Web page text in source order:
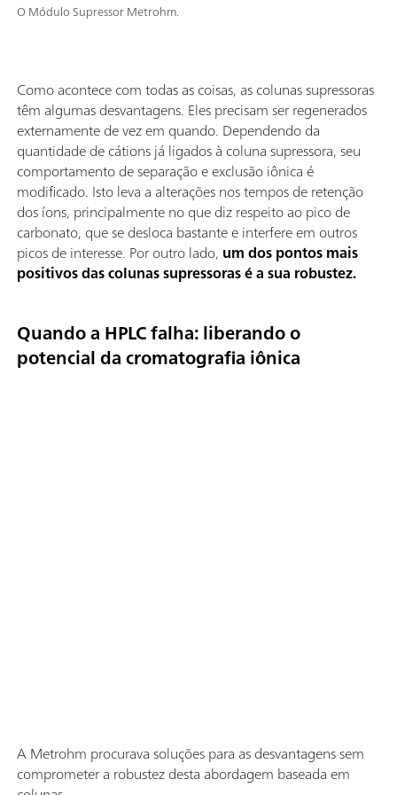
O Módulo Supressor Metrohm.
Como acontece com todas as coisas, as colunas supressoras
têm algumas desvantagens. Eles precisam ser regenerados
externamente de vez em quando. Dependendo da
quantidade de cátions já ligados à coluna supressora, seu
comportamento de separação e exclusão iônica é
modificado. Isto leva a alterações nos tempos de retenção
dos íons, principalmente no que diz respeito ao pico de
carbonato, que se desloca bastante e interfere em outros
picos de interesse. Por outro lado, um dos pontos mais
positivos das colunas supressoras é a sua robustez.
Quando a HPLC falha: liberando o
potencial da cromatografia iônica
A Metrohm procurava soluções para as desvantagens sem
comprometer a robustez desta abordagem baseada em